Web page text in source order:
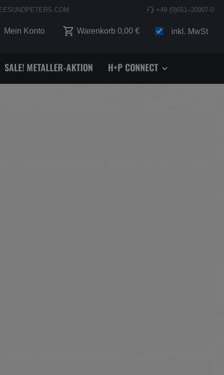
+49 (0)651–20907-0
0 Produkte auf dem Merkzettel
Mein Konto Warenkorb 0,00 € inkl. MwSt
SALE! METALLER-AKTION H+P CONNECT